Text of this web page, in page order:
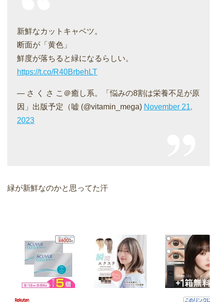
新鮮なカットキャベツ。
断面が「黄色」
鮮度が落ちると緑になるらしい。
https://t.co/R40BrbehLT
— さ く さ こ＠癒し系。「悩みの8割は栄養不足が原
因」出版予定（嘘 (@vitamin_mega) November 21,
2023
緑が新鮮なのかと思ってた汗